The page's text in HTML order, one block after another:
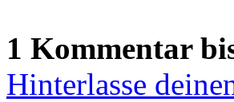
1 Kommentar
Hinterlasse